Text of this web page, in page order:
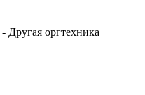
- Другая оргтехника